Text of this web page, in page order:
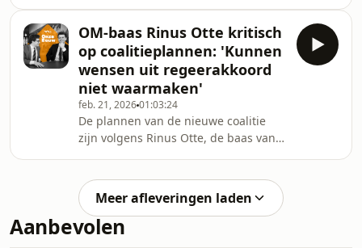
WNL vind je op onze website en
sociale media:► Website:
https://www.wn
kinderen een goede stap kan zijn om
het ontwikkelende brein te
beschermen. Volgens haar dragen
sociale media bij aan gevoelens van
leegte en
eenzaamheid.Hoofdstukken:00:00-
00:29: Intro00:29-04:07 Waan van de
Week04:07-08:55 Gevaar van
OM-baas Rinus Otte kritisch
op coalitieplannen: 'Kunnen
wensen uit regeerakkoord
niet waarmaken'
feb. 21, 202601:03:24
De plannen van de nieuwe coalitie
zijn volgens Rinus Otte, de baas van
in de WNL-podcast Onze Eeuw dat de
coalitieplannen voortslepende
problemen kunnen opleveren. "Ook
dit regeerakkoord heeft dezelfde
Meer afleveringen laden
Aanbevolen